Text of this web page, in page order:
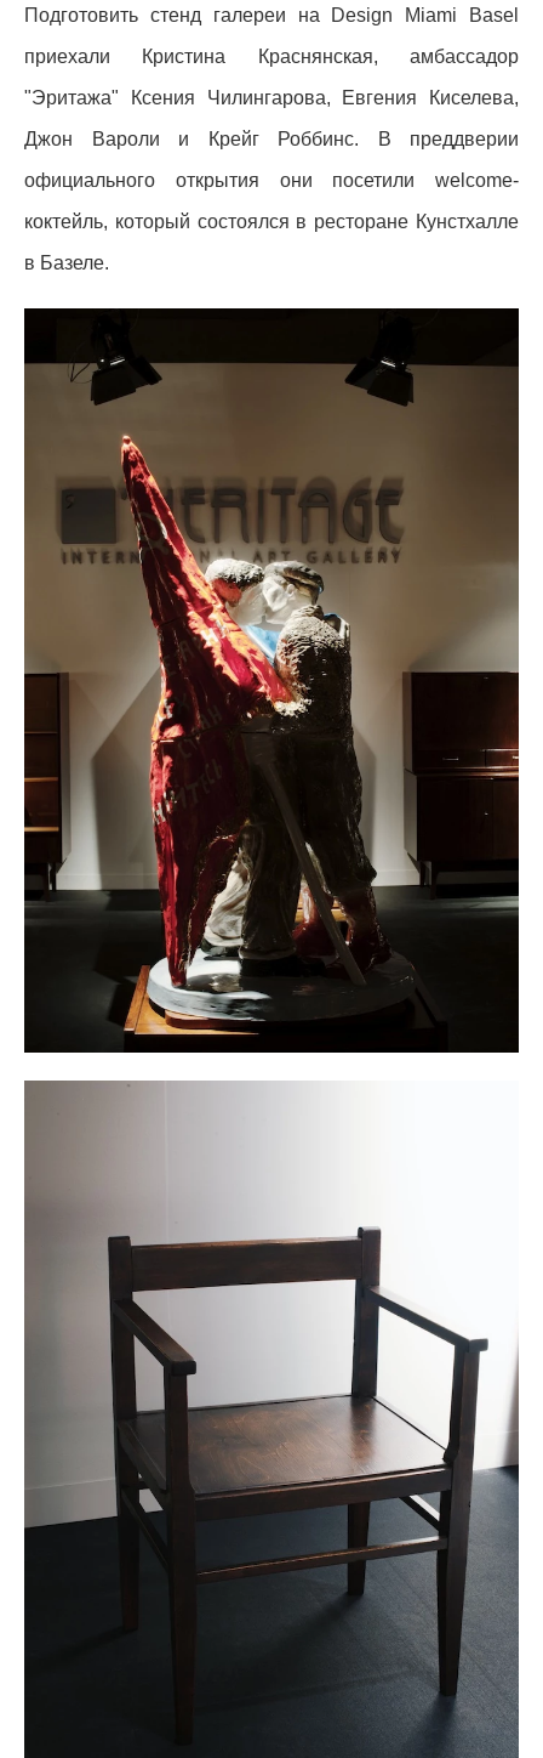
Подготовить стенд галереи на Design Miami Basel
приехали Кристина Краснянская, амбассадор
"Эритажа" Ксения Чилингарова, Евгения Киселева,
Джон Вароли и Крейг Роббинс. В преддверии
официального открытия они посетили welcome-
коктейль, который состоялся в ресторане Кунстхалле
в Базеле.